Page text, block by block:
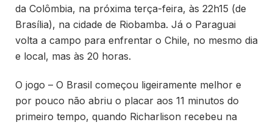
da Colômbia, na próxima terça-feira, às 22h15 (de
Brasília), na cidade de Riobamba. Já o Paraguai
volta a campo para enfrentar o Chile, no mesmo dia
e local, mas às 20 horas.
O jogo – O Brasil começou ligeiramente melhor e
por pouco não abriu o placar aos 11 minutos do
primeiro tempo, quando Richarlison recebeu na